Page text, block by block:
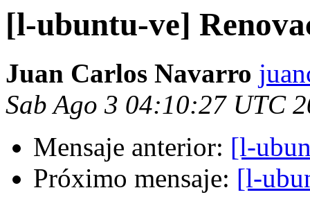
[l-ubuntu-ve]
Juan Carlos Navarro
Sab Ago 3 04:10:27 UTC
Mensaje anterior: [l-
Próximo mensaje: [l-